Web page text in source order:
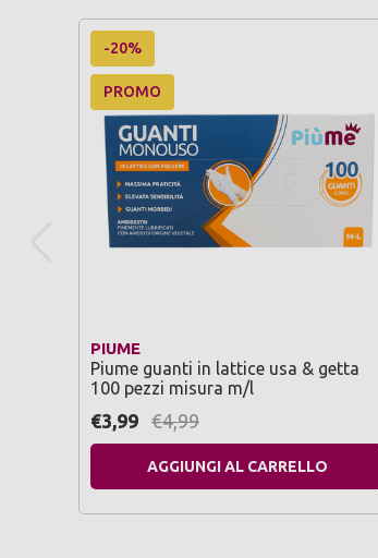
-20%
PROMO
PIUME
Piume guanti in lattice usa & getta
100 pezzi misura m/l
€3,99 €4,99
AGGIUNGI AL CARRELLO